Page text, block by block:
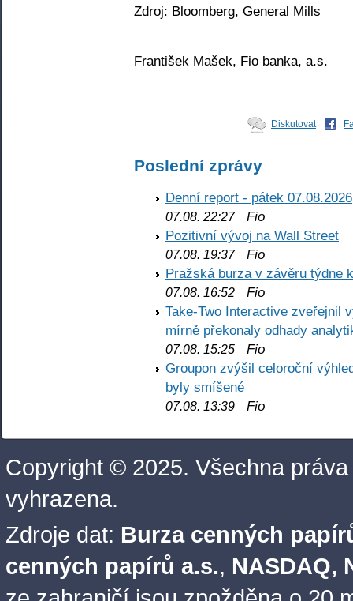
Zdroj: Bloomberg, General Mills
František Mašek, Fio banka, a.s.
Diskutovat
Poslední zprávy
Denní report - pátek 07.08.2026
07.08. 22:27Fio
Pozitivní vývoj na Wall Street
07.08. 19:37Fio
Pražská burza v závěru týdne
07.08. 16:52 Fio
Take-Two Interactive zveřejnil
mírně překonaly odhady
07.08. 15:25 Fio
Groupon zvýšil celoroční
byly smíšené
07.08. 13:39 Fio
Copyright © 2025. Všechna práva
vyhrazena.
Zdroje dat: Burza cenných
cenných papírů a.s., NASDAQ,